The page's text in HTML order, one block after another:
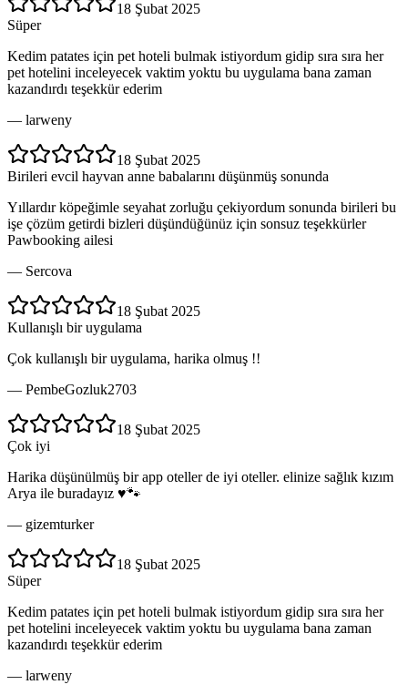
18 Şubat 2025
Süper
Kedim patates için pet hoteli bulmak istiyordum gidip sıra sıra her
pet hotelini inceleyecek vaktim yoktu bu uygulama bana zaman
kazandırdı teşekkür ederim
— larweny
18 Şubat 2025
Birileri evcil hayvan anne babalarını düşünmüş sonunda
Yıllardır köpeğimle seyahat zorluğu çekiyordum sonunda birileri bu
işe çözüm getirdi bizleri düşündüğünüz için sonsuz teşekkürler
Pawbooking ailesi
— Sercova
18 Şubat 2025
Kullanışlı bir uygulama
Çok kullanışlı bir uygulama, harika olmuş !!
— PembeGozluk2703
18 Şubat 2025
Çok iyi
Harika düşünülmüş bir app oteller de iyi oteller. elinize sağlık kızım
Arya ile buradayız ♥️🐾
— gizemturker
18 Şubat 2025
Süper
Kedim patates için pet hoteli bulmak istiyordum gidip sıra sıra her
pet hotelini inceleyecek vaktim yoktu bu uygulama bana zaman
kazandırdı teşekkür ederim
— larweny